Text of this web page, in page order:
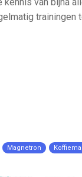
van bijna
Magnetron